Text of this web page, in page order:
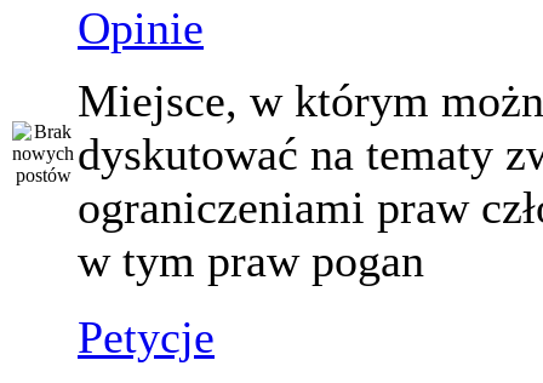
Opinie
Miejsce, w którym
dyskutować na tematy
ograniczeniami praw
w tym praw pogan
Petycje